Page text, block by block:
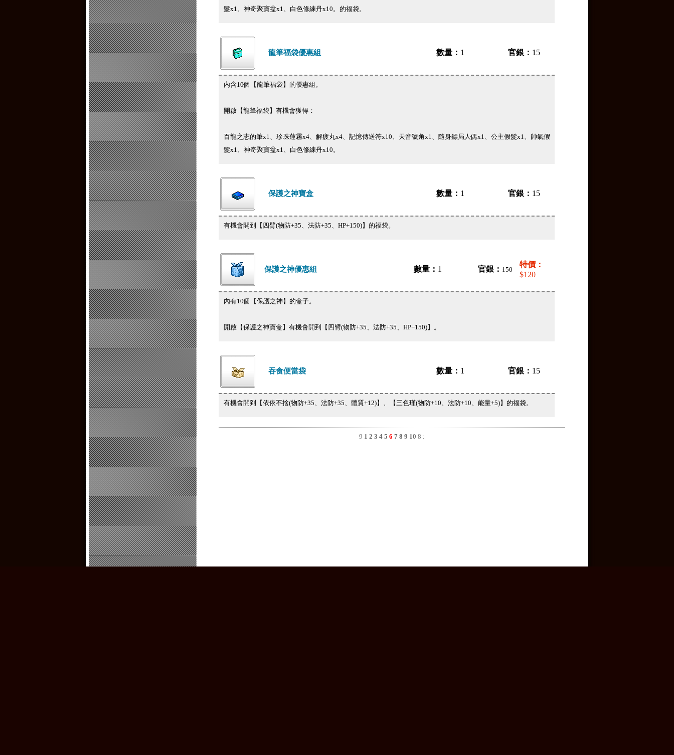
髮x1、神奇聚寶盆x1、白色修練丹x10。的福袋。
龍筆福袋優惠組 數量： 1 官銀： 15
內含10個【龍筆福袋】的優惠組。
開啟【龍筆福袋】有機會獲得：
百龍之志的筆x1、珍珠蓮霧x4、解疲丸x4、記憶傳送符x10、天音號角x1、隨身鏢局人偶x1、公主假髮x1、帥氣假
髮x1、神奇聚寶盆x1、白色修練丹x10。
保護之神寶盒 數量： 1 官銀： 15
有機會開到【四臂(物防+35、法防+35、HP+150)】的福袋。
保護之神優惠組 數量： 1 官銀： 150
特價：
$120
內有10個【保護之神】的盒子。
開啟【保護之神寶盒】有機會開到【四臂(物防+35、法防+35、HP+150)】。
吞食便當袋 數量： 1 官銀： 15
有機會開到【依依不捨(物防+35、法防+35、體質+12)】、【三色瑾(物防+10、法防+10、能量+5)】的福袋。
9 1 2 3 4 5 6 7 8 9 10 8 :